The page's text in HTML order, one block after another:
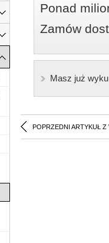
Ponad
Zamów
Masz już
POPRZEDNI ARTYKUŁ Z